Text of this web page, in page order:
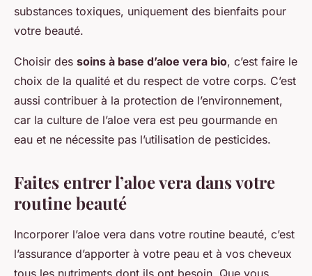
substances toxiques, uniquement des bienfaits pour
votre beauté.
Choisir des soins à base d’aloe vera bio, c’est faire le
choix de la qualité et du respect de votre corps. C’est
aussi contribuer à la protection de l’environnement,
car la culture de l’aloe vera est peu gourmande en
eau et ne nécessite pas l’utilisation de pesticides.
Faites entrer l’aloe vera dans votre
routine beauté
Incorporer l’aloe vera dans votre routine beauté, c’est
l’assurance d’apporter à votre peau et à vos cheveux